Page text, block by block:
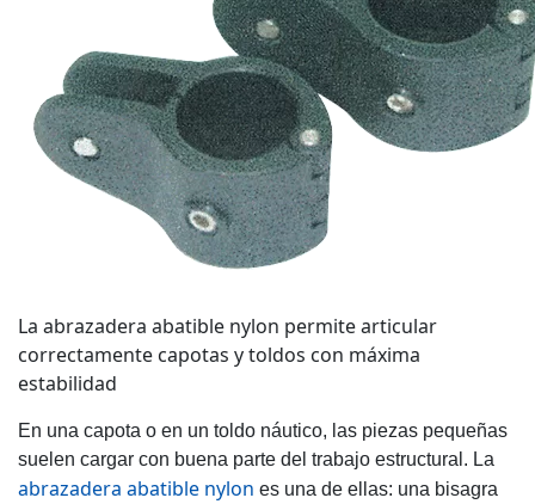
La abrazadera abatible nylon permite articular
correctamente capotas y toldos con máxima
estabilidad
En una capota o en un toldo náutico, las piezas pequeñas
suelen cargar con buena parte del trabajo estructural. La
abrazadera abatible nylon es una de ellas: una bisagra